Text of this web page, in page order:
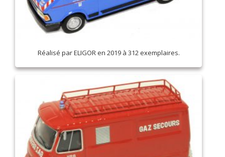
Réalisé par ELIGOR en 2019 à 312 exemplaires.